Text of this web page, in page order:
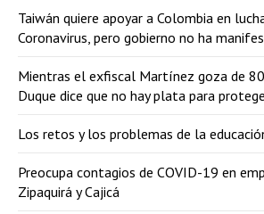
Taiwán quiere apoyar a Colombia en
Coronavirus, pero gobierno no ha
Mientras el exfiscal Martínez goza de
Duque dice que no hay plata para
Los retos y los problemas de la
Preocupa contagios de COVID-19 en
Zipaquirá y Cajicá